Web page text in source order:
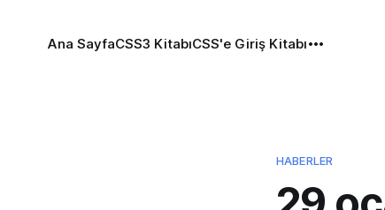
Ana SayfaCSS3 KitabıCSS'e Giriş Kitabı
HABERLER